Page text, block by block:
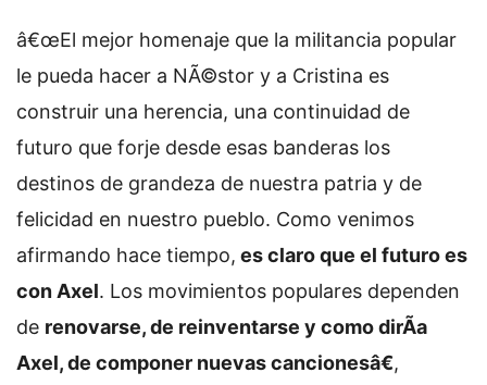
â€œEl mejor homenaje que la militancia popular
le pueda hacer a NÃ©stor y a Cristina es
construir una herencia, una continuidad de
futuro que forje desde esas banderas los
destinos de grandeza de nuestra patria y de
felicidad en nuestro pueblo. Como venimos
afirmando hace tiempo, es claro que el futuro es
con Axel. Los movimientos populares dependen
de renovarse, de reinventarse y como dirÃ­a
Axel, de componer nuevas cancionesâ€,